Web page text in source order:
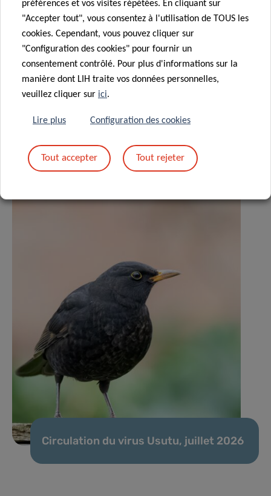
Partagez sur
Actualités associées
Circulation du virus Usutu, juillet 2026
préférences et vos visites répétées. En cliquant sur
"Accepter tout", vous consentez à l'utilisation de TOUS les
cookies. Cependant, vous pouvez cliquer sur
"Configuration des cookies" pour fournir un
consentement contrôlé. Pour plus d'informations sur la
manière dont LIH traite vos données personnelles,
veuillez cliquer sur ici.
Lire plus Configuration des cookies
Tout accepter Tout rejeter